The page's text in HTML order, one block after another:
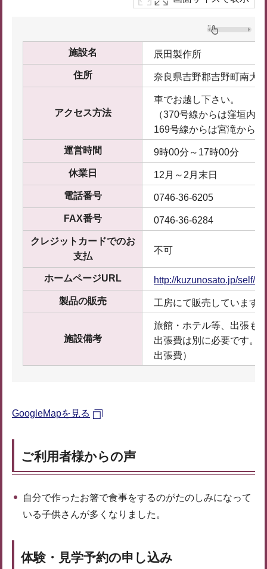
施設名 辰田製作所
住所 奈良県吉野郡吉野町南大
アクセス方法
車でお越し下さい。
（370号線からは窪垣内
169号線からは宮滝から
運営時間 9時00分～17時00分
休業日 12月～2月末日
電話番号 0746-36-6205
FAX番号 0746-36-6284
クレジットカードでのお
支払
不可
ホームページURL http://kuzunosato.jp/self/
製品の販売 工房にて販売しています
施設備考
旅館・ホテル等、出張も
出張費は別に必要です。
出張費）
GoogleMapを見る
ご利用者様からの声
自分で作ったお箸で食事をするのがたのしみになって
いる子供さんが多くなりました。
体験・見学予約の申し込み